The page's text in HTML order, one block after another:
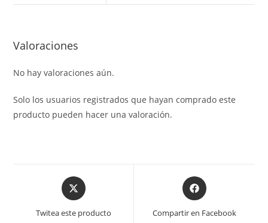
Valoraciones
No hay valoraciones aún.
Solo los usuarios registrados que hayan comprado este
producto pueden hacer una valoración.
Opens
in
Twitea este producto
Opens
in
a
Compartir en Facebook